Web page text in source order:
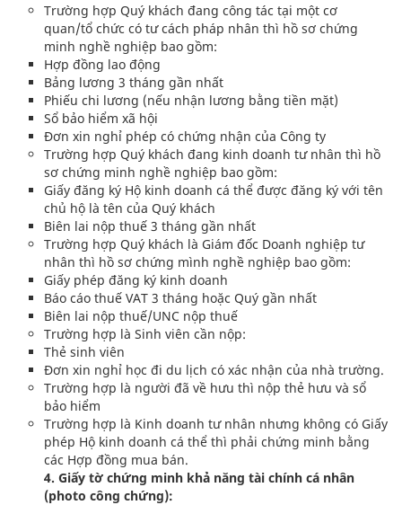
Trường hợp Quý khách đang công tác tại một cơ
quan/tổ chức có tư cách pháp nhân thì hồ sơ chứng
minh nghề nghiệp bao gồm:
Hợp đồng lao động
Bảng lương 3 tháng gần nhất
Phiếu chi lương (nếu nhận lương bằng tiền mặt)
Sổ bảo hiểm xã hội
Đơn xin nghỉ phép có chứng nhận của Công ty
Trường hợp Quý khách đang kinh doanh tư nhân thì hồ
sơ chứng minh nghề nghiệp bao gồm:
Giấy đăng ký Hộ kinh doanh cá thể được đăng ký với tên
chủ hộ là tên của Quý khách
Biên lai nộp thuế 3 tháng gần nhất
Trường hợp Quý khách là Giám đốc Doanh nghiệp tư
nhân thì hồ sơ chứng mình nghề nghiệp bao gồm:
Giấy phép đăng ký kinh doanh
Báo cáo thuế VAT 3 tháng hoặc Quý gần nhất
Biên lai nộp thuế/UNC nộp thuế
Trường hợp là Sinh viên cần nộp:
Thẻ sinh viên
Đơn xin nghỉ học đi du lịch có xác nhận của nhà trường.
Trường hợp là người đã về hưu thì nộp thẻ hưu và sổ
bảo hiểm
Trường hợp là Kinh doanh tư nhân nhưng không có Giấy
phép Hộ kinh doanh cá thể thì phải chứng minh bằng
các Hợp đồng mua bán.
4. Giấy tờ chứng minh khả năng tài chính cá nhân
(photo công chứng):